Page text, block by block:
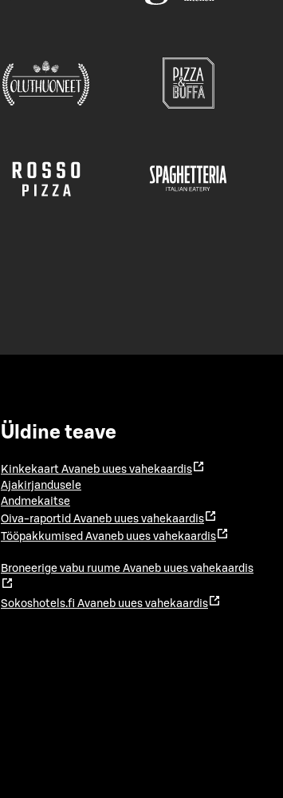
Üldine teave
Kinkekaart Avaneb uues vahekaardis
Ajakirjandusele
Andmekaitse
Oiva-raportid Avaneb uues vahekaardis
Tööpakkumised Avaneb uues vahekaardis
Broneerige vabu ruume Avaneb uues vahekaardis
Sokoshotels.fi Avaneb uues vahekaardis